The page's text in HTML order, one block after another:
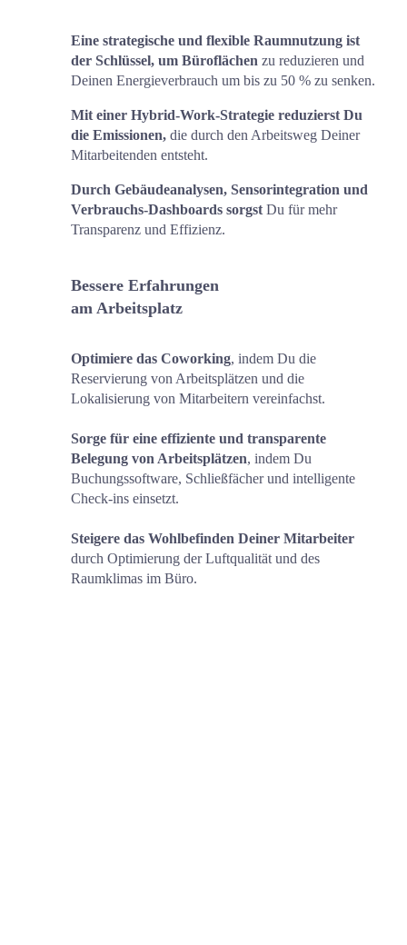
Eine strategische und flexible Raumnutzung ist
der Schlüssel, um Büroflächen zu reduzieren und
Deinen Energieverbrauch um bis zu 50 % zu senken.
Mit einer Hybrid-Work-Strategie reduzierst Du
die Emissionen, die durch den Arbeitsweg Deiner
Mitarbeitenden entsteht.
Durch Gebäudeanalysen, Sensorintegration und
Verbrauchs-Dashboards sorgst Du für mehr
Transparenz und Effizienz.
Bessere Erfahrungen
am Arbeitsplatz
Optimiere das Coworking, indem Du die
Reservierung von Arbeitsplätzen und die
Lokalisierung von Mitarbeitern vereinfachst.
Sorge für eine effiziente und transparente
Belegung von Arbeitsplätzen, indem Du
Buchungssoftware, Schließfächer und intelligente
Check-ins einsetzt.
Steigere das Wohlbefinden Deiner Mitarbeiter
durch Optimierung der Luftqualität und des
Raumklimas im Büro.